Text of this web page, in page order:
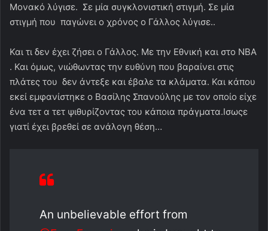
Μονακό λύγισε. Σε μία συγκλονιστική στιγμή. Σε μία
στιγμή που παγώνει ο χρόνος ο Γάλλος λύγισε..
Και τι δεν έχει ζήσει ο Γάλλος. Με την Εθνική και στο ΝΒΑ
. Και όμως, νιώθωντας την ευθύνη που βαραίνει στις
πλάτες του δεν άντεξε και έβαλε τα κλάματα. Και κάπου
εκεί εμφανίστηκε ο Βασίλης Σπανούλης με τον οποίο είχε
ένα τετ α τετ ψιθυρίζοντας του κάποια πράγματα.Ισωςε
γιατί έχει βρεθεί σε ανάλογη θέση…
An unbelievable effort from